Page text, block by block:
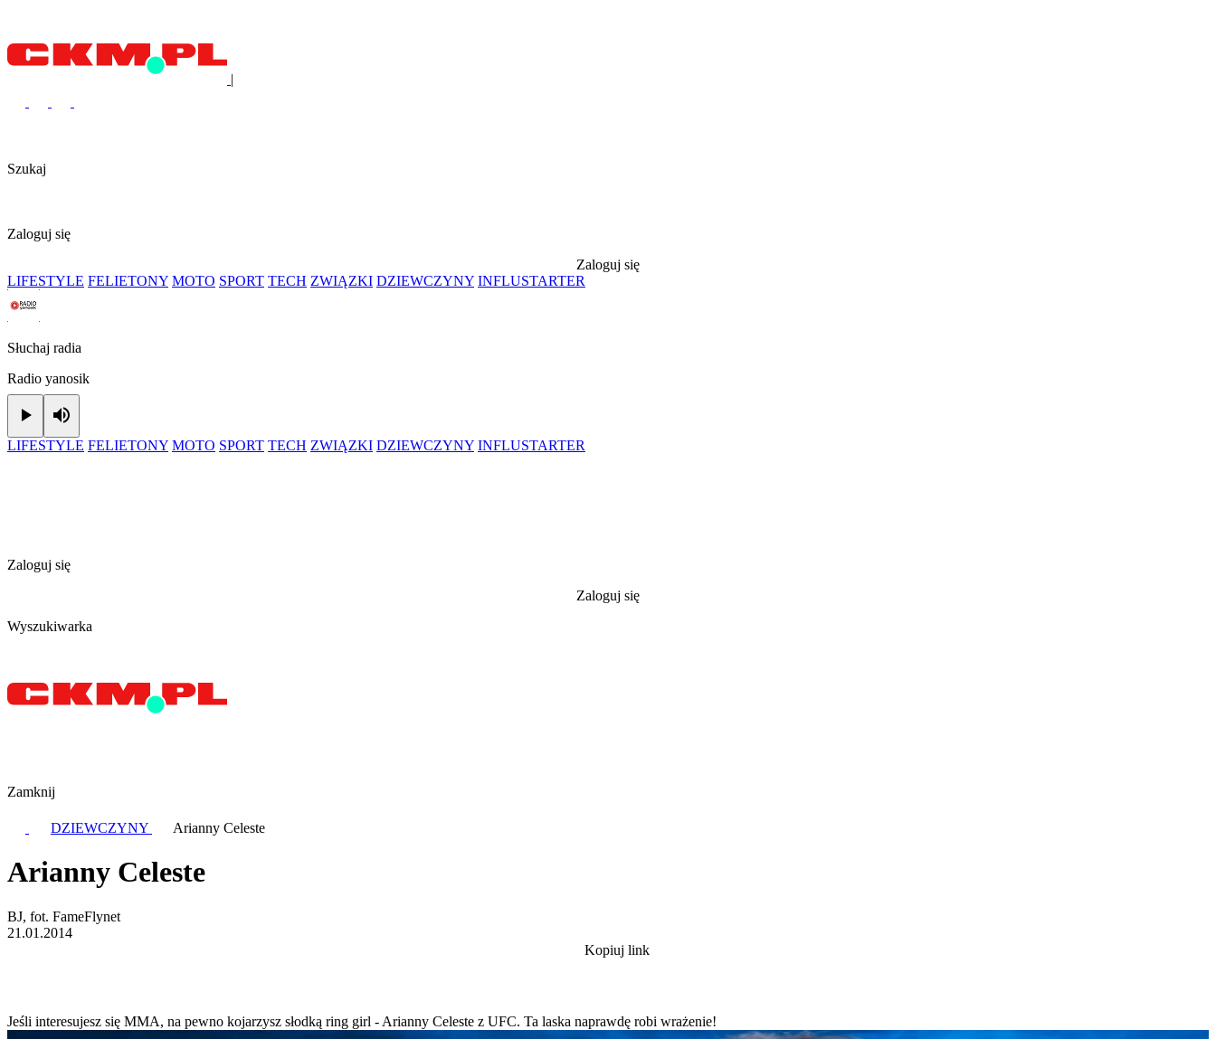
|
Szukaj
Zaloguj się
Zaloguj się
LIFESTYLE FELIETONY MOTO SPORT TECH ZWIĄZKI DZIEWCZYNY INFLUSTARTER
Słuchaj radia
Radio yanosik
Play
LIFESTYLE FELIETONY MOTO SPORT TECH ZWIĄZKI DZIEWCZYNY INFLUSTARTER
Zaloguj się
Zaloguj się
Wyszukiwarka
Zamknij
DZIEWCZYNY Arianny Celeste
Arianny Celeste
BJ, fot. FameFlynet
21.01.2014
Kopiuj link
Jeśli interesujesz się MMA, na pewno kojarzysz słodką ring girl - Arianny Celeste z UFC. Ta laska naprawdę robi wrażenie!